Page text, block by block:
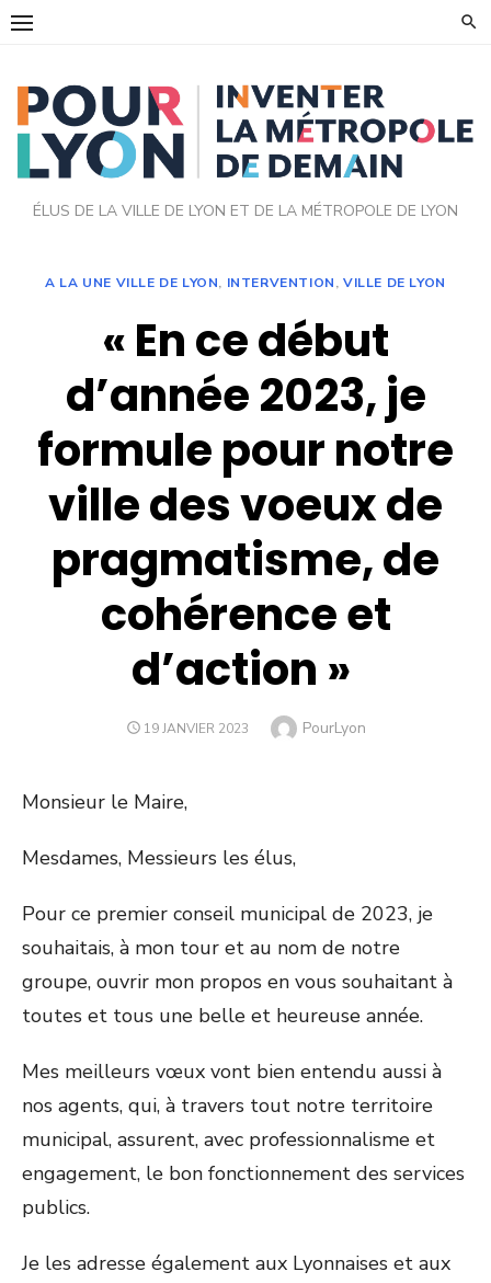
Skip
ÉLUS DE LA VILLE DE LYON ET DE LA MÉTROPOLE DE LYON
A LA UNE VILLE DE LYON, INTERVENTION, VILLE DE LYON
« En ce début
d’année 2023, je
formule pour notre
ville des voeux de
pragmatisme, de
cohérence et
d’action »
POSTED
19 JANVIER 2023 Author
PourLyon
Monsieur le Maire,
Mesdames, Messieurs les élus,
Pour ce premier conseil municipal de 2023, je
souhaitais, à mon tour et au nom de notre
groupe, ouvrir mon propos en vous souhaitant à
toutes et tous une belle et heureuse année.
Mes meilleurs vœux vont bien entendu aussi à
nos agents, qui, à travers tout notre territoire
municipal, assurent, avec professionnalisme et
engagement, le bon fonctionnement des services
publics.
Je les adresse également aux Lyonnaises et aux